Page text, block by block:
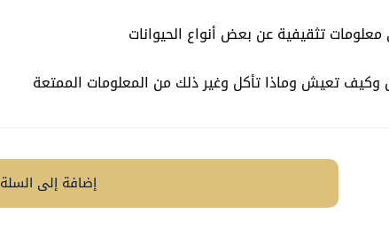
تثقيفية عن بعض أنواع الحيوانات
تعيش وماذا تأكل وغير ذلك من المعلومات الممتعة
إضافة إلى السلة